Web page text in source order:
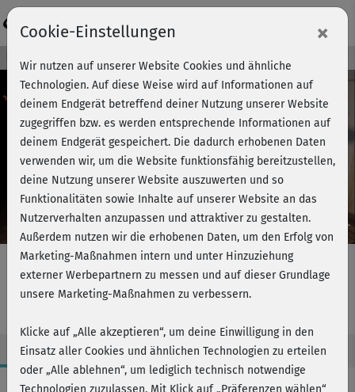
Play
Video
Kursvorschau - Jetzt mitmachen!
AnanDao - Fließen & Loslassen
Workout-Facts
Cookie-Einstellungen ×
Wir nutzen auf unserer Website Cookies und ähnliche
Technologien. Auf diese Weise wird auf Informationen auf
deinem Endgerät betreffend deiner Nutzung unserer Website
zugegriffen bzw. es werden entsprechende Informationen auf
deinem Endgerät gespeichert. Die dadurch erhobenen Daten
verwenden wir, um die Website funktionsfähig bereitzustellen,
deine Nutzung unserer Website auszuwerten und so
Funktionalitäten sowie Inhalte auf unserer Website an das
Nutzerverhalten anzupassen und attraktiver zu gestalten.
Außerdem nutzen wir die erhobenen Daten, um den Erfolg von
Marketing-Maßnahmen intern und unter Hinzuziehung
externer Werbepartnern zu messen und auf dieser Grundlage
unsere Marketing-Maßnahmen zu verbessern.
Klicke auf „Alle akzeptieren“, um deine Einwilligung in den
Einsatz aller Cookies und ähnlichen Technologien zu erteilen
oder „Alle ablehnen“, um lediglich technisch notwendige
Technologien zuzulassen. Mit Klick auf „Präferenzen wählen“